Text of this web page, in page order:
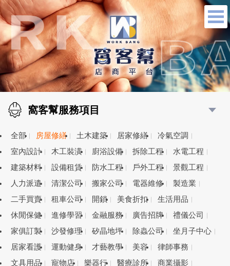
窩客幫服務項目
全部 房屋修繕 土木建築 居家修繕
冷氣空調
室內設計
木工裝潢 廚浴設備 拆除工程
水電工程
建築材料
設備租賃 防水工程 戶外工程
景觀工程
人力派遣
清潔公司 搬家公司 電器維修
製造業
二手買賣
租車公司 開鎖 美食折扣
生活用品
休閒保健
進修學習 金融服務 廣告招牌
禮儀公司
家俱訂製
沙發修理 矽晶地坪 除蟲公司
坐月子中心
居家看護
運動健身 才藝教學 美容
律師事務
文具用品
寵物店 樂器行 醫療診所
商業攝影